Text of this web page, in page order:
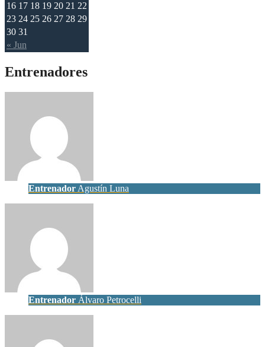
« Jun
16 17 18 19 20 21 22
23 24 25 26 27 28 29
30 31
Entrenadores
Entrenador Agustín Luna
Entrenador Álvaro Petrocelli